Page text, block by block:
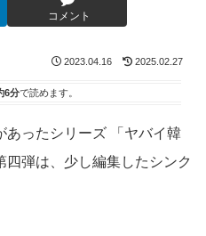
コメント
2023.04.16 2025.02.27
6分で読めます。
あったシリーズ 「ヤバイ韓
弾は、少し編集したシンク